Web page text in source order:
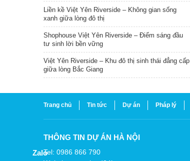
Liền kề Việt Yên Riverside – Không gian sống
xanh giữa lòng đô thị
Shophouse Việt Yên Riverside – Điểm sáng đầu
tư sinh lời bền vững
Việt Yên Riverside – Khu đô thị sinh thái đẳng cấp
giữa lòng Bắc Giang
Trang chủ Tin tức Dự án Pháp lý
THÔNG TIN DỰ ÁN HÀ NỘI
Tel: 0986 866 790
Zalo